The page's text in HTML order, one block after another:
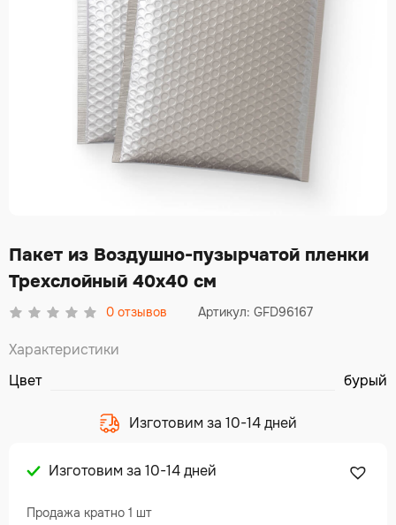
Пакет из Воздушно-пузырчатой пленки
Трехслойный 40х40 см
0 отзывов Артикул: GFD96167
Характеристики
Цвет
бурый
Изготовим за 10-14 дней
Изготовим за 10-14 дней
Продажа кратно 1 шт